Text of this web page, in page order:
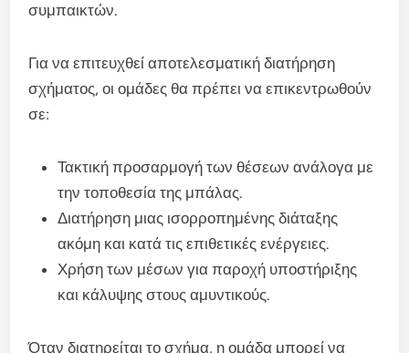
συμπαικτών.
Για να επιτευχθεί αποτελεσματική διατήρηση
σχήματος, οι ομάδες θα πρέπει να επικεντρωθούν
σε:
Τακτική προσαρμογή των θέσεων ανάλογα με
την τοποθεσία της μπάλας.
Διατήρηση μιας ισορροπημένης διάταξης
ακόμη και κατά τις επιθετικές ενέργειες.
Χρήση των μέσων για παροχή υποστήριξης
και κάλυψης στους αμυντικούς.
Όταν διατηρείται το σχήμα, η ομάδα μπορεί να